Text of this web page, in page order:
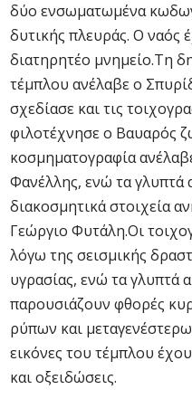
δύο ενσωματωμένα
δυτικής πλευράς. Ο ναός
διατηρητέο μνημείο.Τη
τέμπλου ανέλαβε ο
σχεδίασε και τις
φιλοτέχνησε ο Βαυαρός
κοσμηματογραφία
Φανέλλης, ενώ τα γλυπτά
διακοσμητικά στοιχεία
Γεώργιο Φυτάλη.Οι
λόγω της σεισμικής
υγρασίας, ενώ τα γλυπτά
παρουσιάζουν φθορές
ρύπων και
εικόνες του τέμπλου
και οξειδώσεις.